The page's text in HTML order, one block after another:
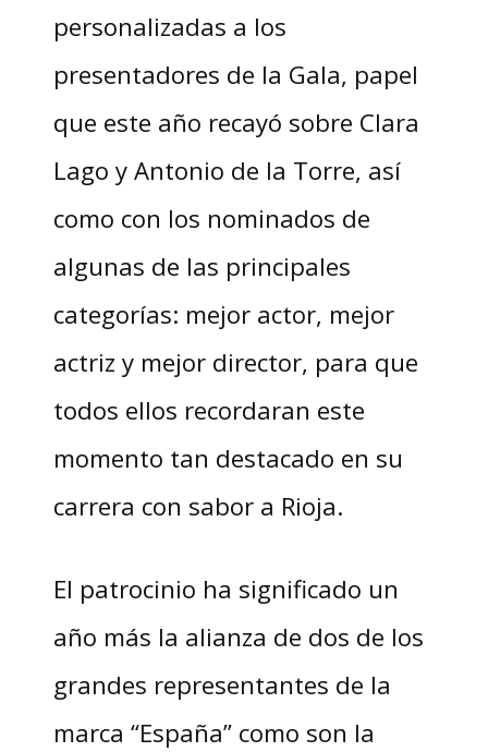
personalizadas a los
presentadores de la Gala, papel
que este año recayó sobre Clara
Lago y Antonio de la Torre, así
como con los nominados de
algunas de las principales
categorías: mejor actor, mejor
actriz y mejor director, para que
todos ellos recordaran este
momento tan destacado en su
carrera con sabor a Rioja.
El patrocinio ha significado un
año más la alianza de dos de los
grandes representantes de la
marca “España” como son la